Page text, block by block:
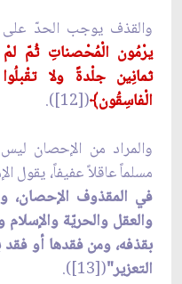
والقذف يوجب الحدّ على
يرْمُون الْمُحْصناتِ ثُمّ لمْ
ثمانِين جلْدةً ولا
الْفاسِقُون﴾([12]).
والمراد من الإحصان
مسلماً عاقلاً عفيفاً،
في المقذوف الإحصان،
والعقل والحريّة
بقذفه، ومن فقدها أو
التعزير"([13]).